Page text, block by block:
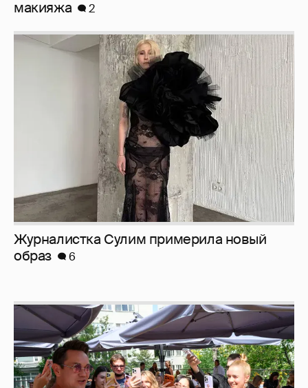
Журналистка Сулим примерила новый
Анастасия Гребенкина, Женя Малахова,
Оксана Русланова и другие гости
фестиваля «Баланс вкуса и ритма»: